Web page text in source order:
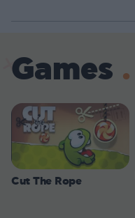
Games
Cut The Rope